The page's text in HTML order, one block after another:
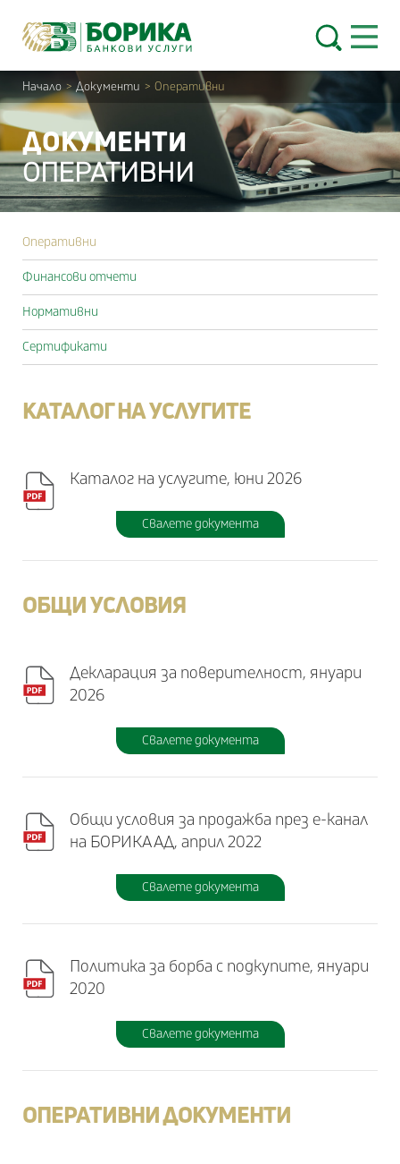
Начало > Документи > Оперативни
ДОКУМЕНТИ
ОПЕРАТИВНИ
Оперативни
Финансови отчети
Нормативни
Сертификати
КАТАЛОГ НА УСЛУГИТЕ
Каталог на услугите, юни 2026
Свалете документа
ОБЩИ УСЛОВИЯ
Декларация за поверителност, януари
2026
Свалете документа
Общи условия за продажба през е-канал
на БОРИКА АД, април 2022
Свалете документа
Политика за борба с подкупите, януари
2020
Свалете документа
ОПЕРАТИВНИ ДОКУМЕНТИ